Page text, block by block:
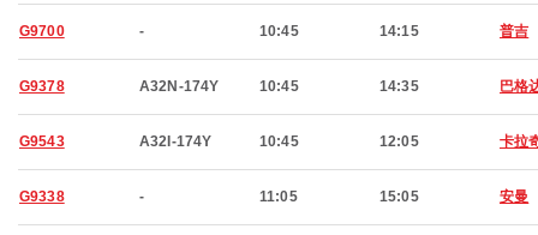
G9700 - 10:45 14:15 普吉
G9378 A32N-174Y 10:45 14:35 巴格
G9543 A32I-174Y 10:45 12:05 卡拉
G9338 - 11:05 15:05 安曼